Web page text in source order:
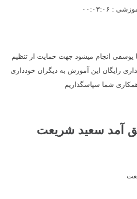
: ۰۰:۰۳:۰۶
انجام میشود جهت حمایت از تنظیم
رایگان این آموزش به دیگران خودداری
شما سپاسگذاریم
آمد سعید شریعت